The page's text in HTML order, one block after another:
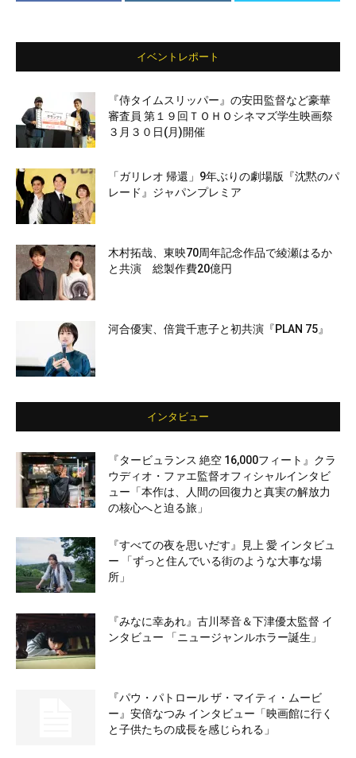
イベントレポート
『侍タイムスリッパー』の安田監督など豪華
審査員 第１９回ＴＯＨＯシネマズ学生映画祭
３月３０日(月)開催
「ガリレオ 帰還」9年ぶりの劇場版『沈黙のパ
レード』ジャパンプレミア
木村拓哉、東映70周年記念作品で綾瀬はるか
と共演 総製作費20億円
河合優実、倍賞千恵子と初共演『PLAN 75』
インタビュー
『タービュランス 絶空 16,000フィート』クラ
ウディオ・ファエ監督オフィシャルインタビ
ュー「本作は、人間の回復力と真実の解放力
の核心へと迫る旅」
『すべての夜を思いだす』見上 愛 インタビュ
ー 「ずっと住んでいる街のような大事な場
所」
『みなに幸あれ』古川琴音＆下津優太監督 イ
ンタビュー 「ニュージャンルホラー誕生」
『パウ・パトロール ザ・マイティ・ムービ
ー』安倍なつみ インタビュー「映画館に行く
と子供たちの成長を感じられる」